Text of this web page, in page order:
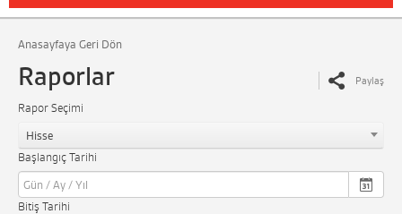
Anasayfaya Geri Dön
Raporlar Paylaş
Rapor Seçimi
Hisse
Başlangıç Tarihi
Bitiş Tarihi